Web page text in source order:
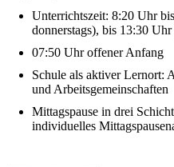
Unterrichtszeit: 8:20 Uhr
donnerstags), bis 13:30
07:50 Uhr offener Anfang
Schule als aktiver Lernort:
und Arbeitsgemeinschaften
Mittagspause in drei
individuelles